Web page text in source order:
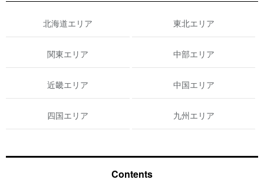
北海道エリア 東北エリア
関東エリア 中部エリア
近畿エリア 中国エリア
四国エリア 九州エリア
Contents